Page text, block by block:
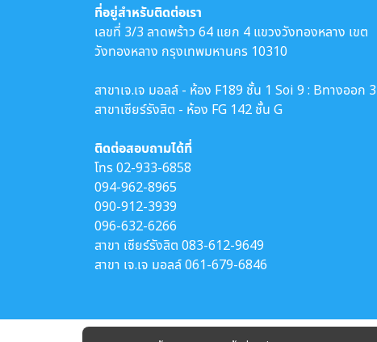
ที่อยู่สำหรับติดต่อเรา
เลขที่ 3/3 ลาดพร้าว 64 แยก 4 แขวงวังทองหลาง เขต
วังทองหลาง กรุงเทพมหานคร 10310
สาขาเจ.เจ มอลล์ - ห้อง F189 ชั้น 1 Soi 9 : Bทางออก 3
สาขาเซียร์รังสิต - ห้อง FG 142 ชั้น G
ติดต่อสอบถามได้ที่
โทร02-933-6858
094-962-8965
090-912-3939
096-632-6266
สาขา เซียร์รังสิต 083-612-9649
สาขา เจ.เจ มอลล์061-679-6846